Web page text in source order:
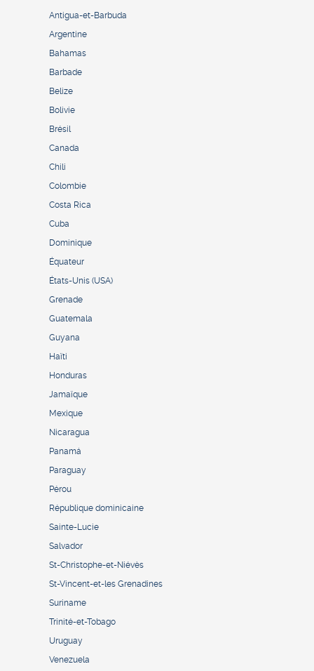
Antigua-et-Barbuda
Argentine
Bahamas
Barbade
Belize
Bolivie
Brésil
Canada
Chili
Colombie
Costa Rica
Cuba
Dominique
Équateur
États-Unis (USA)
Grenade
Guatemala
Guyana
Haïti
Honduras
Jamaïque
Mexique
Nicaragua
Panamá
Paraguay
Pérou
République dominicaine
Sainte-Lucie
Salvador
St-Christophe-et-Niévès
St-Vincent-et-les Grenadines
Suriname
Trinité-et-Tobago
Uruguay
Venezuela